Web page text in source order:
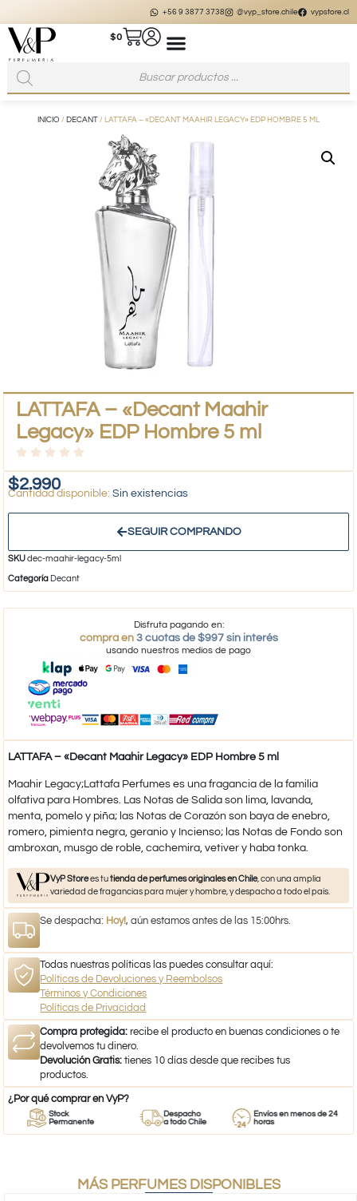
+56 9 3877 3738 @vyp_store.chile vypstore.cl
$0
INICIO / DECANT / LATTAFA – «DECANT MAAHIR LEGACY» EDP HOMBRE 5 ML
LATTAFA – «Decant Maahir
Legacy» EDP Hombre 5 ml
$2.990 Sin existencias
SEGUIR COMPRANDO
SKUdec-maahir-legacy-5ml
Categoría Decant
Disfruta pagando en:
compra en 3 cuotas de $997 sin interés
usando nuestros medios de pago
LATTAFA – «Decant Maahir Legacy» EDP Hombre 5 ml
Maahir Legacy;Lattafa Perfumes es una fragancia de la familia
olfativa para Hombres. Las Notas de Salida son lima, lavanda,
menta, pomelo y piña; las Notas de Corazón son baya de enebro,
romero, pimienta negra, geranio y Incienso; las Notas de Fondo son
ambroxan, musgo de roble, cachemira, vetiver y haba tonka.
VyP Storees tutienda de perfumes originales en Chile, con una amplia
variedad de fragancias para mujer y hombre, y despacho a todo el país.
Se despacha: Hoy!, aún estamos antes de las 15:00hrs.
Todas nuestras políticas las puedes consultar aquí:
Políticas de Devoluciones y Reembolsos
Términos y Condiciones
Políticas de Privacidad
Compra protegida: recibe el producto en buenas condiciones o te
devolvemos tu dinero.
Devolución Gratis: tienes 10 días desde que recibes tus
productos.
¿Por qué comprar en VyP?
Stock
Permanente
Despacho
a todo Chile
Envíos en menos de 24
horas
MÁS PERFUMES DISPONIBLES